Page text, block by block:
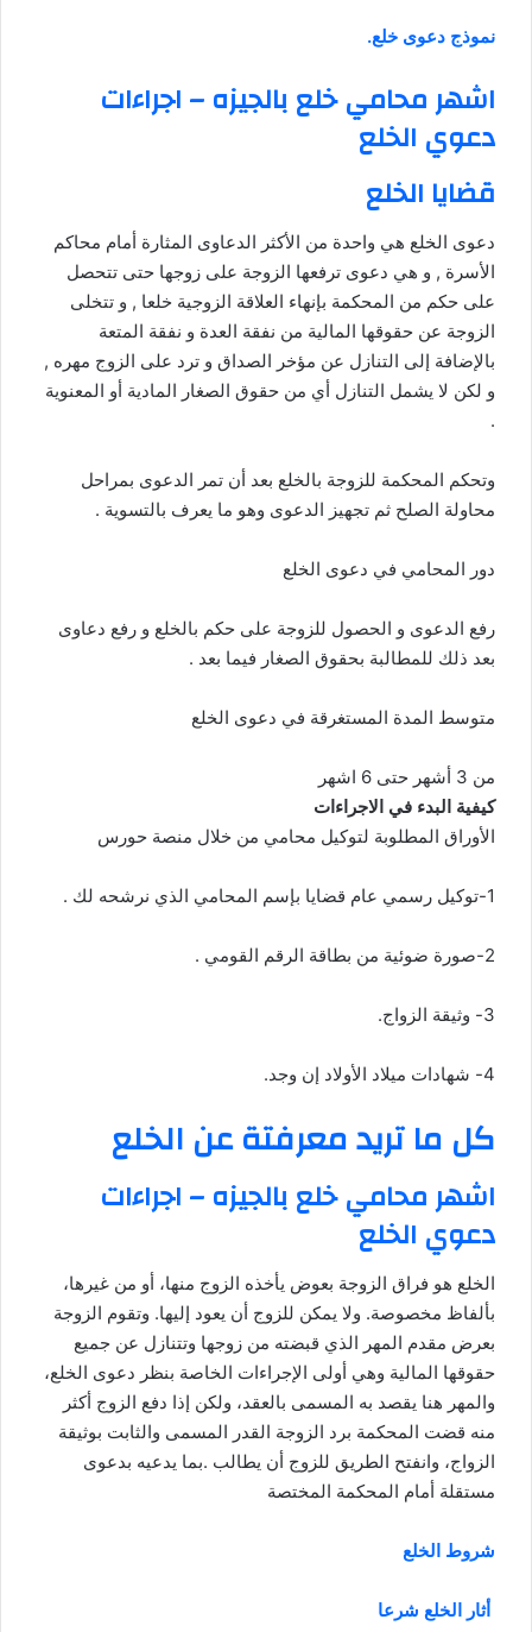
نموذج دعوى خلع.
اشهر محامي خلع بالجيزه – اجراءات
دعوي الخلع
قضايا الخلع
دعوى الخلع هي واحدة من الأكثر الدعاوى المثارة أمام محاكم
الأسرة , و هي دعوى ترفعها الزوجة على زوجها حتى تتحصل
على حكم من المحكمة بإنهاء العلاقة الزوجية خلعا , و تتخلى
الزوجة عن حقوقها المالية من نفقة العدة و نفقة المتعة
بالإضافة إلى التنازل عن مؤخر الصداق و ترد على الزوج مهره ,
و لكن لا يشمل التنازل أي من حقوق الصغار المادية أو المعنوية
.
وتحكم المحكمة للزوجة بالخلع بعد أن تمر الدعوى بمراحل
محاولة الصلح ثم تجهيز الدعوى وهو ما يعرف بالتسوية .
دور المحامي في دعوى الخلع
رفع الدعوى و الحصول للزوجة على حكم بالخلع و رفع دعاوى
بعد ذلك للمطالبة بحقوق الصغار فيما بعد .
متوسط المدة المستغرقة في دعوى الخلع
من 3 أشهر حتى 6 اشهر
كيفية البدء في الاجراءات
الأوراق المطلوبة لتوكيل محامي من خلال منصة حورس
1-توكيل رسمي عام قضايا بإسم المحامي الذي نرشحه لك .
2-صورة ضوئية من بطاقة الرقم القومي .
3- وثيقة الزواج.
4- شهادات ميلاد الأولاد إن وجد.
كل ما تريد معرفتة عن الخلع
اشهر محامي خلع بالجيزه – اجراءات
دعوي الخلع
الخلع هو فراق الزوجة بعوض يأخذه الزوج منها، أو من غيرها،
بألفاظ مخصوصة. ولا يمكن للزوج أن يعود إليها. وتقوم الزوجة
بعرض مقدم المهر الذي قبضته من زوجها وتتنازل عن جميع
حقوقها المالية وهي أولى الإجراءات الخاصة بنظر دعوى الخلع،
والمهر هنا يقصد به المسمى بالعقد، ولكن إذا دفع الزوج أكثر
منه قضت المحكمة برد الزوجة القدر المسمى والثابت بوثيقة
الزواج، وانفتح الطريق للزوج أن يطالب .بما يدعيه بدعوى
مستقلة أمام المحكمة المختصة
شروط الخلع
أثار الخلع شرعا